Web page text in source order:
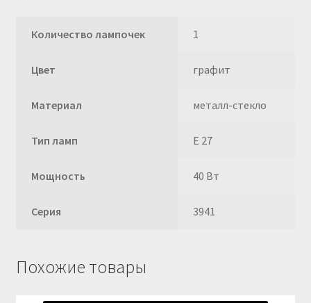
Количество лампочек 1
Цвет графит
Материал металл-стекло
Тип ламп E 27
Мощность 40 Вт
Серия 3941
Похожие товары